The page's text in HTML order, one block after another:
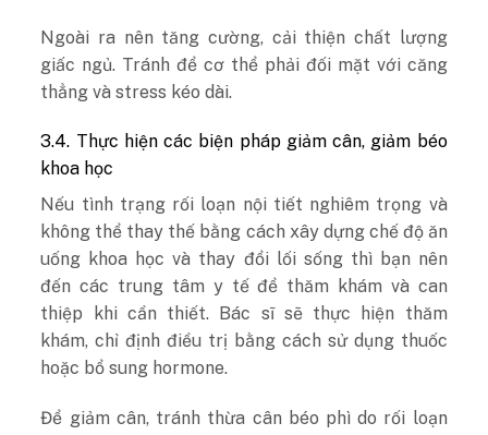
Ngoài ra nên tăng cường, cải thiện chất lượng
giấc ngủ. Tránh để cơ thể phải đối mặt với căng
thẳng và stress kéo dài.
3.4. Thực hiện các biện pháp giảm cân, giảm béo
khoa học
Nếu tình trạng rối loạn nội tiết nghiêm trọng và
không thể thay thế bằng cách xây dựng chế độ ăn
uống khoa học và thay đổi lối sống thì bạn nên
đến các trung tâm y tế để thăm khám và can
thiệp khi cần thiết. Bác sĩ sẽ thực hiện thăm
khám, chỉ định điều trị bằng cách sử dụng thuốc
hoặc bổ sung hormone.
Để giảm cân, tránh thừa cân béo phì do rối loạn